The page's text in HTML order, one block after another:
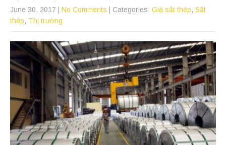
June 30, 2017 No Comments | Categories: Giá sắt thép, Sắt
thép, Thị trường